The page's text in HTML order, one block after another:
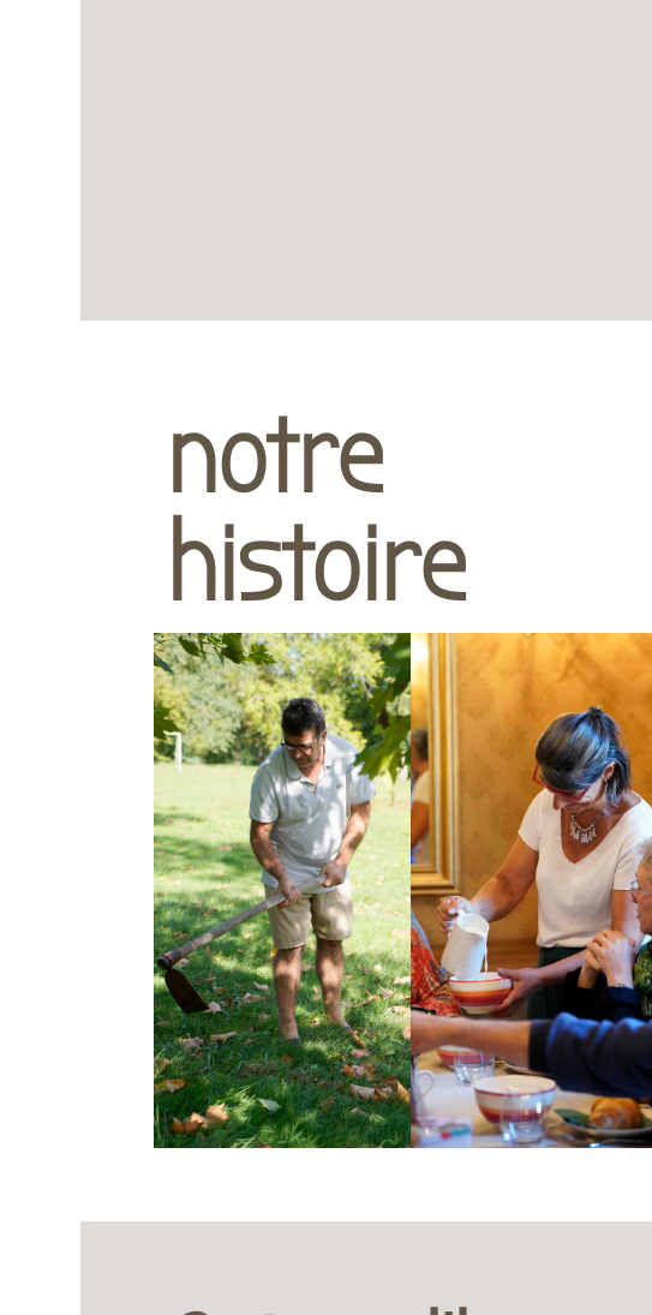
notre
histoire
ERIC
ISABELL
E